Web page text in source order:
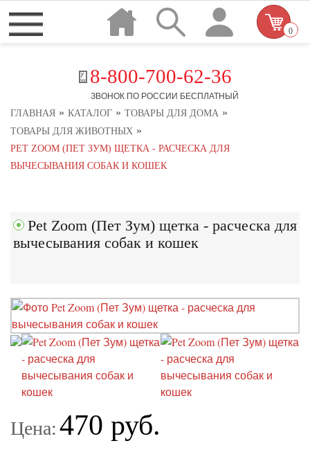
8-800-700-62-36
ЗВОНОК ПО РОССИИ БЕСПЛАТНЫЙ
0
ГЛАВНАЯ » КАТАЛОГ » ТОВАРЫ ДЛЯ ДОМА »
ТОВАРЫ ДЛЯ ЖИВОТНЫХ »
PET ZOOM (ПЕТ ЗУМ) ЩЕТКА - РАСЧЕСКА ДЛЯ
ВЫЧЕСЫВАНИЯ СОБАК И КОШЕК
Pet Zoom (Пет Зум) щетка - расческа для
вычесывания собак и кошек
Цена:470 руб.